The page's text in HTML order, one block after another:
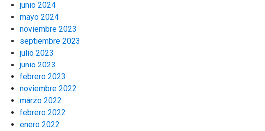
junio 2024
mayo 2024
noviembre 2023
septiembre 2023
julio 2023
junio 2023
febrero 2023
noviembre 2022
marzo 2022
febrero 2022
enero 2022